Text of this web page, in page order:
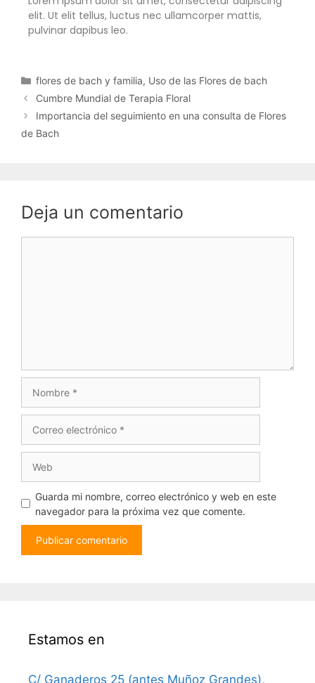
elit. Ut elit tellus, luctus nec ullamcorper mattis,
pulvinar dapibus leo.
flores de bach y familia, Uso de las Flores de bach
Cumbre Mundial de Terapia Floral
Importancia del seguimiento en una consulta de Flores
de Bach
Deja un comentario
Guarda mi nombre, correo electrónico y web en este
navegador para la próxima vez que comente.
Estamos en
C/ Ganaderos 25 (antes Muñoz Grandes),